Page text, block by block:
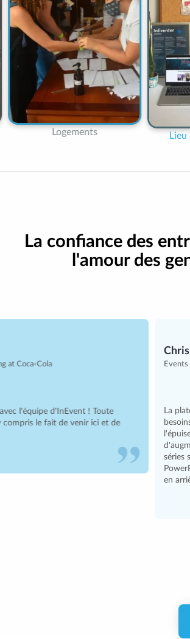
Lieu de travail virtuel
La confiance des
l'amour des
Events Manager and Video Producer at Sony
La plateforme que nous utilisions avant
besoins du moment... Il est arrivé un moment
l'épuisement des licences de la plateforme avec
d'augmenter notre valeur de production. Nous
séries soient diffusées en direct et non plus
PowerPoint que nos spectateurs regardaient